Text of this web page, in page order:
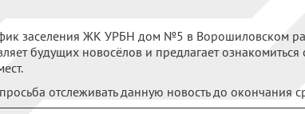
заселения ЖК УРБН дом №5 в Ворошиловском
будущих новосёлов и предлагает
отслеживать данную новость до окончания